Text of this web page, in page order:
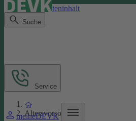
Direkt zum Seiteninhalt
Suche
meineDEVK
Service
Altersvorsorge